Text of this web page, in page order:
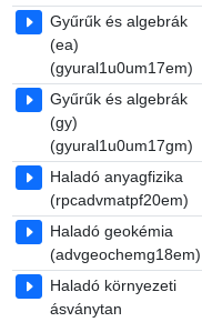
Gyűrűk és algebrák
(ea)
(gyural1u0um17em)
Gyűrűk és algebrák
(gy)
(gyural1u0um17gm)
Haladó anyagfizika
(rpcadvmatpf20em)
Haladó geokémia
(advgeochemg18em)
Haladó környezeti
ásványtan